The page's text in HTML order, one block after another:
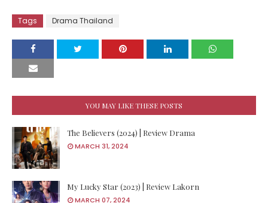
Tags Drama Thailand
YOU MAY LIKE THESE POSTS
The Believers (2024) | Review Drama
MARCH 31, 2024
My Lucky Star (2023) | Review Lakorn
MARCH 07, 2024